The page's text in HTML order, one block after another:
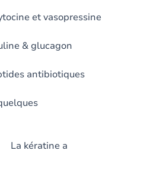
vasopressine
glucagon
antibiotiques
a